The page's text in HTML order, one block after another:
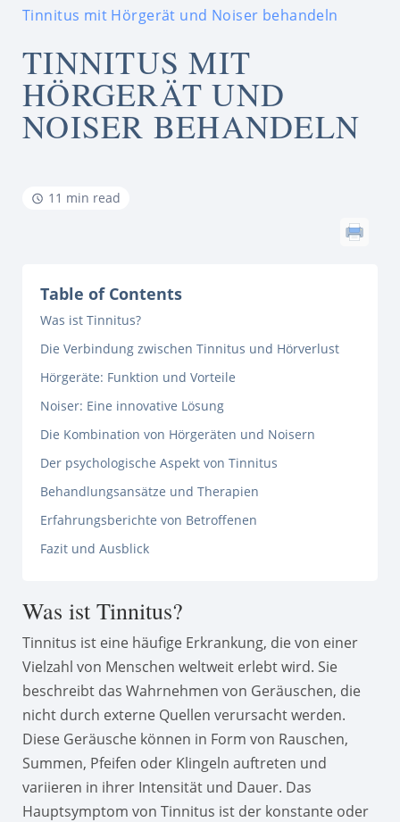
Tinnitus mit Hörgerät und Noiser behandeln
TINNITUS MIT
HÖRGERÄT UND
NOISER BEHANDELN
11 min read
Table of Contents
Was ist Tinnitus?
Die Verbindung zwischen Tinnitus und Hörverlust
Hörgeräte: Funktion und Vorteile
Noiser: Eine innovative Lösung
Die Kombination von Hörgeräten und Noisern
Der psychologische Aspekt von Tinnitus
Behandlungsansätze und Therapien
Erfahrungsberichte von Betroffenen
Fazit und Ausblick
Was ist Tinnitus?
Tinnitus ist eine häufige Erkrankung, die von einer
Vielzahl von Menschen weltweit erlebt wird. Sie
beschreibt das Wahrnehmen von Geräuschen, die
nicht durch externe Quellen verursacht werden.
Diese Geräusche können in Form von Rauschen,
Summen, Pfeifen oder Klingeln auftreten und
variieren in ihrer Intensität und Dauer. Das
Hauptsymptom von Tinnitus ist der konstante oder